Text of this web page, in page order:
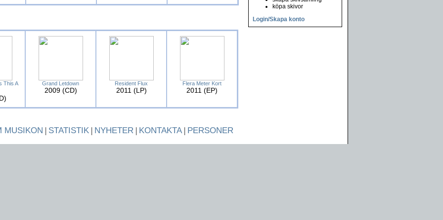
This A Grand Letdown
2009 (CD)
Resident Flux
2011 (LP)
Flera Meter Kort
2011 (EP)
köpa skivor
Login/Skapa konto
MUSIKON | STATISTIK| NYHETER| KONTAKTA| PERSONER